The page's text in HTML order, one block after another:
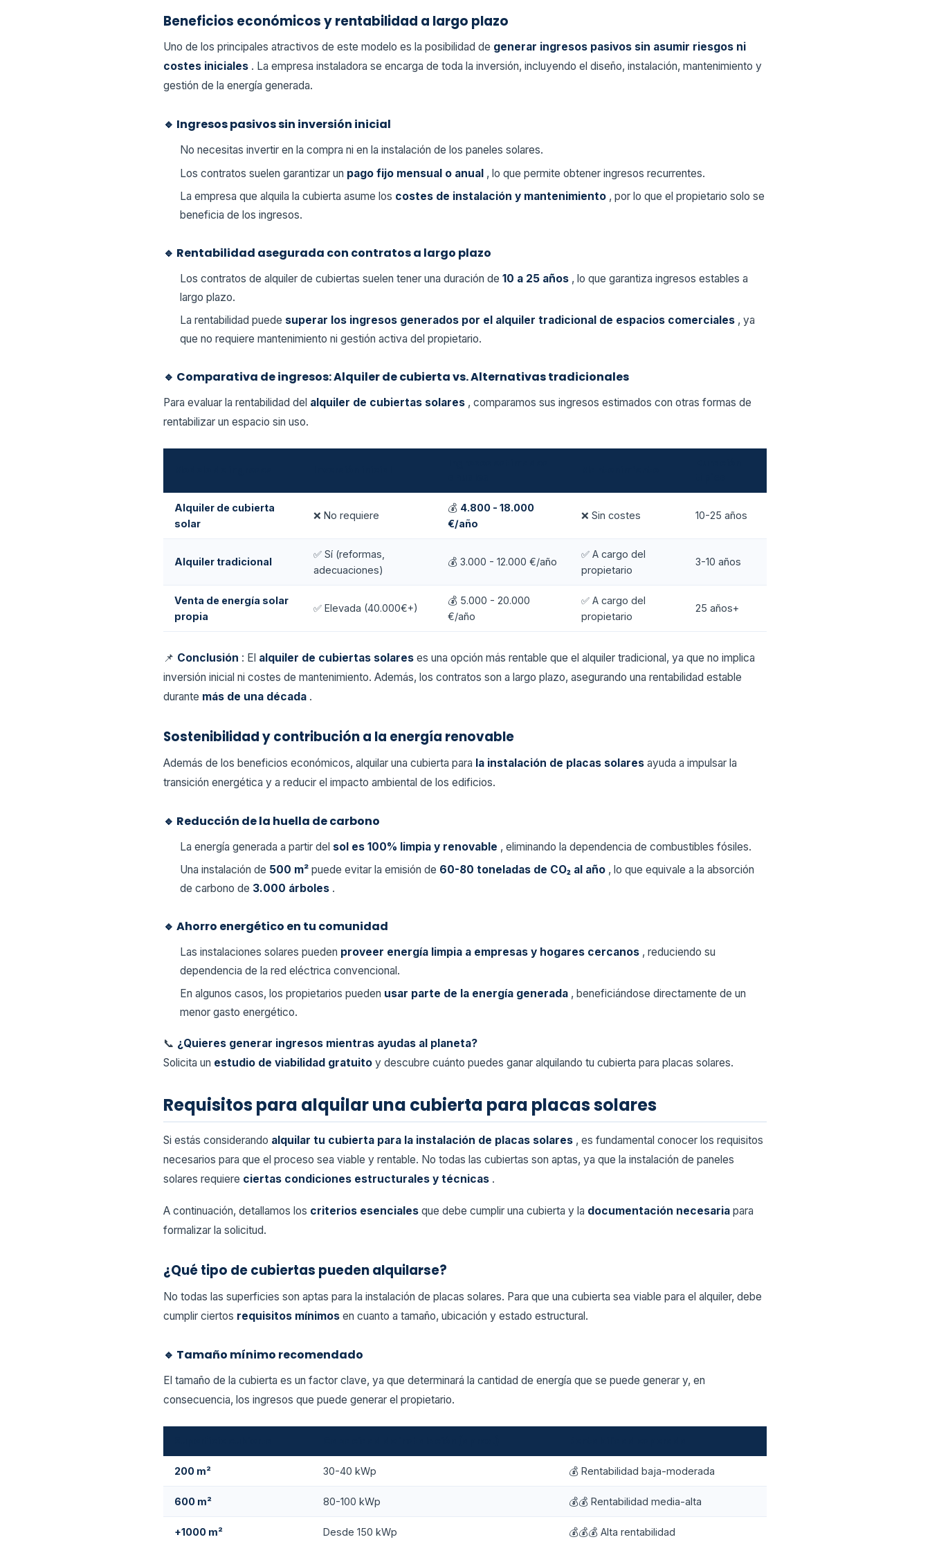
Beneficios económicos y rentabilidad a largo plazo
Uno de los principales atractivos de este modelo es la posibilidad de generar ingresos pasivos sin asumir riesgos ni
costes iniciales . La empresa instaladora se encarga de toda la inversión, incluyendo el diseño, instalación, mantenimiento y
gestión de la energía generada.
🔹 Ingresos pasivos sin inversión inicial
No necesitas invertir en la compra ni en la instalación de los paneles solares.
Los contratos suelen garantizar un pago fijo mensual o anual , lo que permite obtener ingresos recurrentes.
La empresa que alquila la cubierta asume los costes de instalación y mantenimiento , por lo que el propietario solo se
beneficia de los ingresos.
🔹 Rentabilidad asegurada con contratos a largo plazo
Los contratos de alquiler de cubiertas suelen tener una duración de 10 a 25 años , lo que garantiza ingresos estables a
largo plazo.
La rentabilidad puede superar los ingresos generados por el alquiler tradicional de espacios comerciales , ya
que no requiere mantenimiento ni gestión activa del propietario.
🔹 Comparativa de ingresos: Alquiler de cubierta vs. Alternativas tradicionales
Para evaluar la rentabilidad del alquiler de cubiertas solares , comparamos sus ingresos estimados con otras formas de
rentabilizar un espacio sin uso.
Alquiler de cubierta
solar
❌ No requiere
💰 4.800 - 18.000
€/año
❌ Sin costes 10-25 años
Alquiler tradicional
✅ Sí (reformas,
adecuaciones)
💰 3.000 - 12.000 €/año
✅ A cargo del
propietario
3-10 años
Venta de energía solar
propia
✅ Elevada (40.000€+)
💰 5.000 - 20.000
€/año
✅ A cargo del
propietario
25 años+
📌 Conclusión : El alquiler de cubiertas solares es una opción más rentable que el alquiler tradicional, ya que no implica
inversión inicial ni costes de mantenimiento. Además, los contratos son a largo plazo, asegurando una rentabilidad estable
durante más de una década .
Sostenibilidad y contribución a la energía renovable
Además de los beneficios económicos, alquilar una cubierta para la instalación de placas solares ayuda a impulsar la
transición energética y a reducir el impacto ambiental de los edificios.
🔹 Reducción de la huella de carbono
La energía generada a partir del sol es 100% limpia y renovable , eliminando la dependencia de combustibles fósiles.
Una instalación de 500 m² puede evitar la emisión de 60-80 toneladas de CO₂ al año , lo que equivale a la absorción
de carbono de 3.000 árboles .
🔹 Ahorro energético en tu comunidad
Las instalaciones solares pueden proveer energía limpia a empresas y hogares cercanos , reduciendo su
dependencia de la red eléctrica convencional.
En algunos casos, los propietarios pueden usar parte de la energía generada , beneficiándose directamente de un
menor gasto energético.
📞 ¿Quieres generar ingresos mientras ayudas al planeta?
Solicita un estudio de viabilidad gratuito y descubre cuánto puedes ganar alquilando tu cubierta para placas solares.
Requisitos para alquilar una cubierta para placas solares
Si estás considerando alquilar tu cubierta para la instalación de placas solares , es fundamental conocer los requisitos
necesarios para que el proceso sea viable y rentable. No todas las cubiertas son aptas, ya que la instalación de paneles
solares requiere ciertas condiciones estructurales y técnicas .
A continuación, detallamos los criterios esenciales que debe cumplir una cubierta y la documentación necesaria para
formalizar la solicitud.
¿Qué tipo de cubiertas pueden alquilarse?
No todas las superficies son aptas para la instalación de placas solares. Para que una cubierta sea viable para el alquiler, debe
cumplir ciertos requisitos mínimos en cuanto a tamaño, ubicación y estado estructural.
🔹 Tamaño mínimo recomendado
El tamaño de la cubierta es un factor clave, ya que determinará la cantidad de energía que se puede generar y, en
consecuencia, los ingresos que puede generar el propietario.
200 m² 30-40 kWp 💰 Rentabilidad baja-moderada
600 m² 80-100 kWp 💰💰 Rentabilidad media-alta
+1000 m² Desde 150 kWp 💰💰💰 Alta rentabilidad